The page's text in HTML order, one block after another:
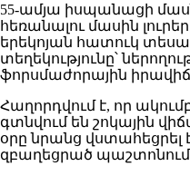
55-ամյա իսպանացի
հեռանալու մասին
երեկոյան հատուկ
տեղեկությունը՝
ֆորսմաժորային
Հաղորդվում է, որ
գտնվում են շոկային
օրը նրանց վստահեցրել
զբաղեցրած